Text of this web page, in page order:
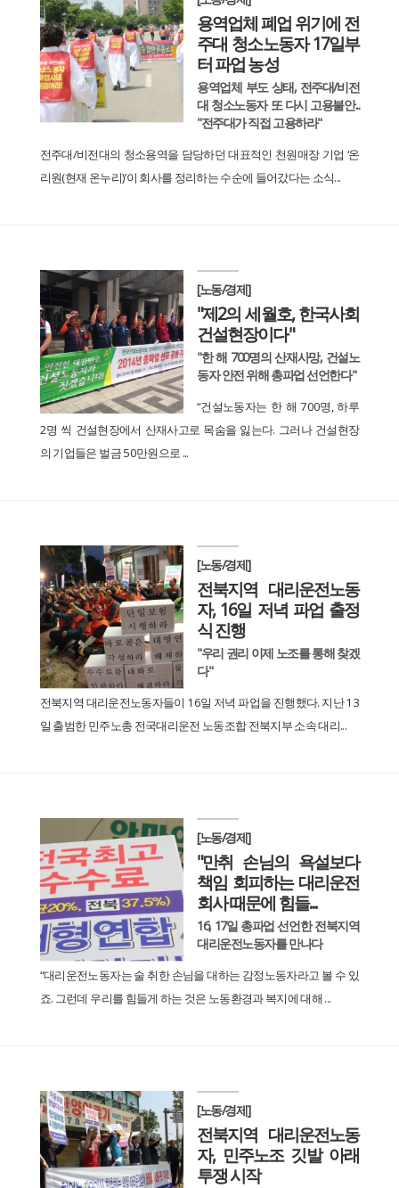
용역업체 폐업 위기에 전
주대 청소노동자 17일부
터 파업 농성
용역업체 부도 상태, 전주대/비전
대 청소노동자 또 다시 고용불안...
"전주대가 직접 고용하라"
전주대/비전대의 청소용역을 담당하던 대표적인 천원매장 기업 ‘온
리원(현재 온누리)’이 회사를 정리하는 수순에 들어갔다는 소식...
[노동/경제]
"제2의 세월호, 한국사회
건설현장이다"
"한 해 700명의 산재사망, 건설노
동자 안전 위해 총파업 선언한다"
“건설노동자는 한 해 700명, 하루
2명 씩 건설현장에서 산재사고로 목숨을 잃는다. 그러나 건설현장
의 기업들은 벌금 50만원으로 ...
[노동/경제]
전북지역 대리운전노동
자, 16일 저녁 파업 출정
식 진행
"우리 권리 이제 노조를 통해 찾겠
다"
전북지역 대리운전노동자들이 16일 저녁 파업을 진행했다. 지난 13
일 출범한 민주노총 전국대리운전 노동조합 전북지부 소속 대리...
[노동/경제]
"만취 손님의 욕설보다
책임 회피하는 대리운전
회사 때문에 힘들...
16, 17일 총파업 선언한 전북지역
대리운전노동자를 만나다
“대리운전노동자는 술 취한 손님을 대하는 감정노동자라고 볼 수 있
죠. 그런데 우리를 힘들게 하는 것은 노동환경과 복지에 대해 ...
[노동/경제]
전북지역 대리운전노동
자, 민주노조 깃발 아래
투쟁 시작